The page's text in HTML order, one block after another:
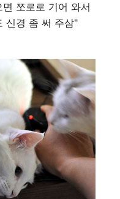
쪼로로 기어 와서
신경 좀 써 주삼"